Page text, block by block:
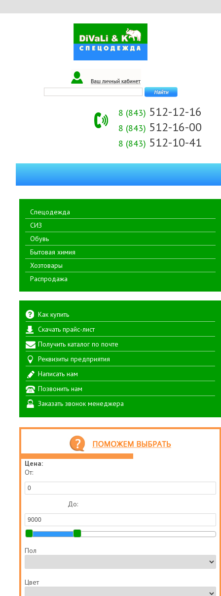
8 (843) 512-12-16
8 (843) 512-16-00
8 (843) 512-10-41
Спецодежда
СИЗ
Обувь
Бытовая химия
Хозтовары
Распродажа
Как купить
Скачать прайс-лист
Получить каталог по почте
Реквизиты предприятия
Написать нам
Позвонить нам
Заказать звонок менеджера
Цена:
От:
До:
Пол
Цвет